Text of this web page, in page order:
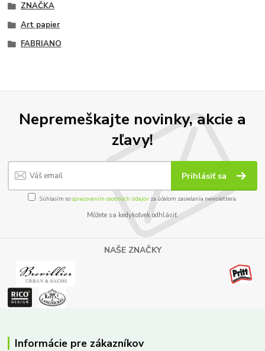
ZNAČKA
Art papier
FABRIANO
Nepremeškajte novinky, akcie a
zľavy!
Prihlásiť sa
Súhlasím sospracovaním osobných údajov za účelom zasielania newslettera.
Môžete sa kedykoľvek odhlásiť.
NAŠE ZNAČKY
Informácie pre zákazníkov